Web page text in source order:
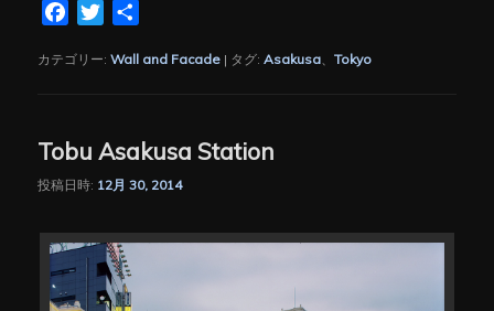
FacebookTwitter
カテゴリー: Wall and Facade | タグ: Asakusa、Tokyo
Tobu Asakusa Station
投稿日時: 12月 30, 2014